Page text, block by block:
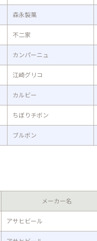
森永製菓
不二家
カンパーニュ
江崎グリコ
カルビー
ちぼりチボン
ブルボン
メーカー名
アサヒビール